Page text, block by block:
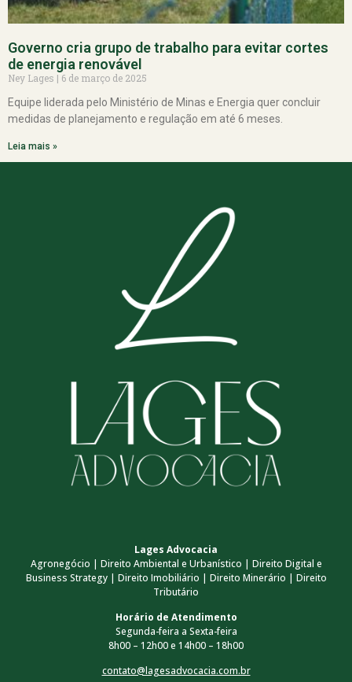
Governo cria grupo de trabalho para evitar cortes
de energia renovável
Ney Lages
6 de março de 2025
Equipe liderada pelo Ministério de Minas e Energia quer concluir
medidas de planejamento e regulação em até 6 meses.
Leia mais »
Lages Advocacia
Agronegócio | Direito Ambiental e Urbanístico | Direito Digital e
Business Strategy | Direito Imobiliário | Direito Minerário | Direito
Tributário
Horário de Atendimento
Segunda-feira a Sexta-feira
8h00 – 12h00 e 14h00 – 18h00
contato@lagesadvocacia.com.br